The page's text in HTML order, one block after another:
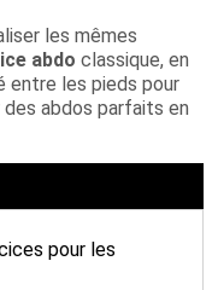
les mêmes
abdo classique, en
entre les pieds pour
abdos parfaits en
pour les